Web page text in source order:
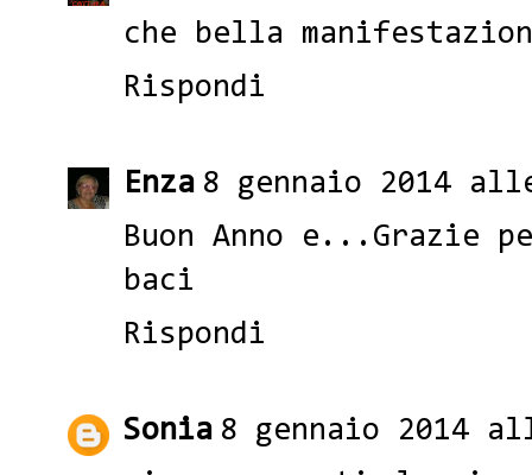
che bella
Rispondi
Enza 8 gennaio 2014
Buon Anno e...Grazie
baci
Rispondi
Sonia 8 gennaio 2014